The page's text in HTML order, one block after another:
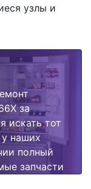
узлы и
за
искать тот
у наших
полный
запчасти